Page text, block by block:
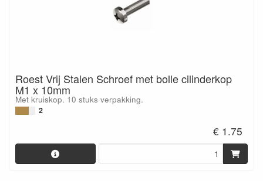
Roest Vrij Stalen Schroef met bolle cilinderkop
M1 x 10mm
Met kruiskop. 10 stuks verpakking.
2
€ 1.75